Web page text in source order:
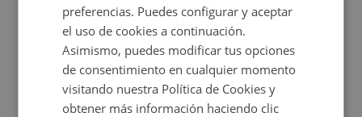
Impuestos no incluidos
60.000€
105 m2
preferencias. Puedes configurar y aceptar
el uso de cookies a continuación.
Asimismo, puedes modificar tus opciones
de consentimiento en cualquier momento
visitando nuestra Política de Cookies y
obtener más información haciendo clic